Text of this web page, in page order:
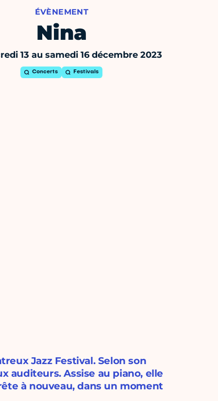
ÉVÈNEMENT
Nina
13 au samedi 16 décembre 2023
Concerts Festivals
Jazz Festival. Selon son
auditeurs. Assise au piano, elle
à nouveau, dans un moment